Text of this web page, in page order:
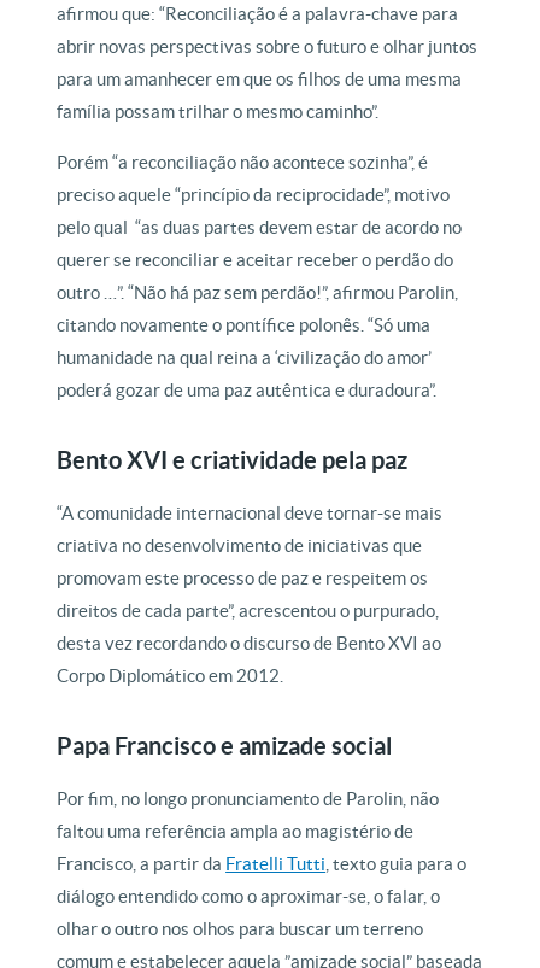
afirmou que: “Reconciliação é a palavra-chave para
abrir novas perspectivas sobre o futuro e olhar juntos
para um amanhecer em que os filhos de uma mesma
família possam trilhar o mesmo caminho”.
Porém “a reconciliação não acontece sozinha”, é
preciso aquele “princípio da reciprocidade”, motivo
pelo qual “as duas partes devem estar de acordo no
querer se reconciliar e aceitar receber o perdão do
outro …”. “Não há paz sem perdão!”, afirmou Parolin,
citando novamente o pontífice polonês. “Só uma
humanidade na qual reina a ‘civilização do amor’
poderá gozar de uma paz autêntica e duradoura”.
Bento XVI e criatividade pela paz
“A comunidade internacional deve tornar-se mais
criativa no desenvolvimento de iniciativas que
promovam este processo de paz e respeitem os
direitos de cada parte”, acrescentou o purpurado,
desta vez recordando o discurso de Bento XVI ao
Corpo Diplomático em 2012.
Papa Francisco e amizade social
Por fim, no longo pronunciamento de Parolin, não
faltou uma referência ampla ao magistério de
Francisco, a partir da Fratelli Tutti , texto guia para o
diálogo entendido como o aproximar-se, o falar, o
olhar o outro nos olhos para buscar um terreno
comum e estabelecer aquela ”amizade social” baseada